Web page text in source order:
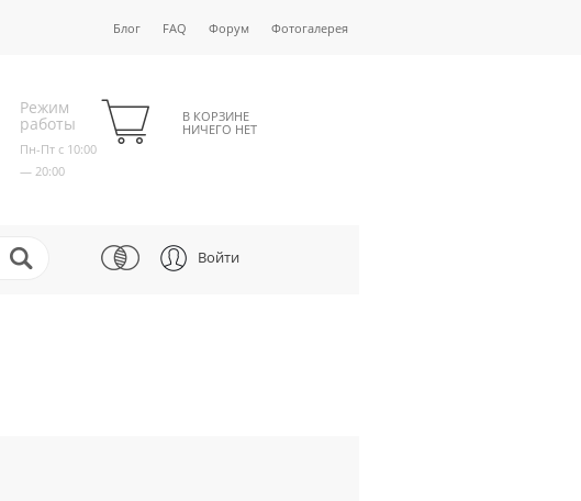
Блог FAQ Форум Фотогалерея
Режим
работы
Пн-Пт с 10:00
— 20:00
В КОРЗИНЕ
НИЧЕГО НЕТ
Войти